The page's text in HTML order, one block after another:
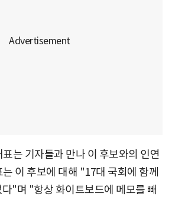
는 기자들과 만나 이 후보와의 인연
이 후보에 대해 "17대 국회에 함께
"며 "항상 화이트보드에 메모를 빼